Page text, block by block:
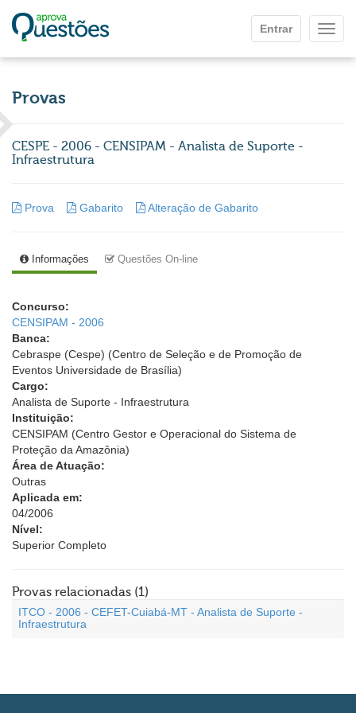
Entrar
Provas
CESPE - 2006 - CENSIPAM - Analista de Suporte -
Infraestrutura
Prova Gabarito Alteração de Gabarito
Informações Questões On-line
Concurso:
CENSIPAM - 2006
Banca:
Cebraspe (Cespe) (Centro de Seleção e de Promoção de
Eventos Universidade de Brasília)
Cargo:
Analista de Suporte - Infraestrutura
Instituição:
CENSIPAM (Centro Gestor e Operacional do Sistema de
Proteção da Amazônia)
Área de Atuação:
Outras
Aplicada em:
04/2006
Nível:
Superior Completo
Provas relacionadas (1)
ITCO - 2006 - CEFET-Cuiabá-MT - Analista de Suporte -
Infraestrutura